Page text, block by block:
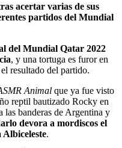
acertar varias de sus
partidos del Mundial
del Mundial Qatar 2022
, y una tortuga es furor en
resultado del partido.
Animal que ya fue visto
reptil bautizado Rocky en
las banderas de Argentina y
devora a mordiscos el
Albiceleste.